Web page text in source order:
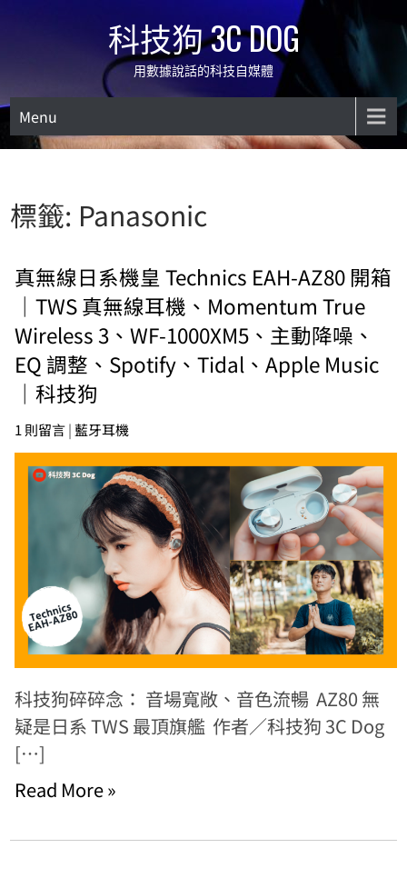
科技狗 3C DOG
用數據說話的科技自媒體
Menu
標籤: Panasonic
真無線日系機皇 Technics EAH-AZ80 開箱
｜TWS 真無線耳機、Momentum True
Wireless 3、WF-1000XM5、主動降噪、
EQ 調整、Spotify、Tidal、Apple Music
｜科技狗
1 則留言|藍牙耳機
科技狗碎碎念： 音場寬敞、音色流暢 AZ80 無
疑是日系 TWS 最頂旗艦 作者／科技狗 3C Dog
[…]
Read More »